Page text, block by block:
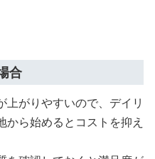
合
がりやすいので、デイリ
ら始めるとコストを抑え